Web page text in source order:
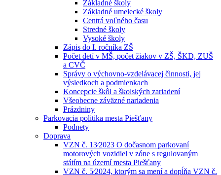
Základné školy
Základné umelecké školy
Centrá voľného času
Stredné školy
Vysoké školy
Zápis do I. ročníka ZŠ
Počet detí v MŠ, počet žiakov v ZŠ, ŠKD, ZUŠ
a CVČ
Správy o výchovno-vzdelávacej činnosti, jej
výsledkoch a podmienkach
Koncepcie škôl a školských zariadení
Všeobecne záväzné nariadenia
Prázdniny
Parkovacia politika mesta Piešťany
Podnety
Doprava
VZN č. 13⁄2023 O dočasnom parkovaní
motorových vozidiel v zóne s regulovaným
státím na území mesta Piešťany
VZN č. 5⁄2024, ktorým sa mení a dopĺňa VZN č.